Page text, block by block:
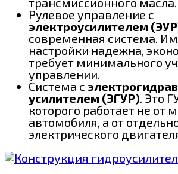
Рулевое управление с
электроусилителем
современная система.
настройки надежна,
требует минимального
управлении.
Система с
усилителем (ЭГУР). Это
которого работает не от
автомобиля, а от
электрического